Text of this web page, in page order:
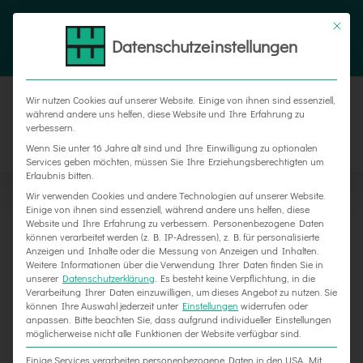
Zum
FacebookInstagram
Xing
Neue Schilder und XXL-Banner für Pauly Alfeld
Datenschutzeinstellungen
Wir nutzen Cookies auf unserer Website. Einige von ihnen sind essenziell,
während andere uns helfen, diese Website und Ihre Erfahrung zu
verbessern.
Wenn Sie unter 16 Jahre alt sind und Ihre Einwilligung zu optionalen
Services geben möchten, müssen Sie Ihre Erziehungsberechtigten um
Erlaubnis bitten.
Wir verwenden Cookies und andere Technologien auf unserer Website.
Einige von ihnen sind essenziell, während andere uns helfen, diese
Website und Ihre Erfahrung zu verbessern. Personenbezogene Daten
können verarbeitet werden (z. B. IP-Adressen), z. B. für personalisierte
Anzeigen und Inhalte oder die Messung von Anzeigen und Inhalten.
Weitere Informationen über die Verwendung Ihrer Daten finden Sie in
unserer Datenschutzerklärung Es besteht keine Verpflichtung, in die
Verarbeitung Ihrer Daten einzuwilligen, um dieses Angebot zu nutzen. Sie
können Ihre Auswahl jederzeit unter Einstellungen widerrufen oder
anpassen. Bitte beachten Sie, dass aufgrund individueller Einstellungen
möglicherweise nicht alle Funktionen der Website verfügbar sind.
Einige Services verarbeiten personenbezogene Daten in den USA. Mit